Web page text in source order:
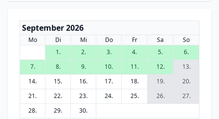
September 2026
Mo Di Mi Do Fr Sa
So
1.
2. 3. 4. 5.
6.
7.
8. 9. 10. 11. 12.
13.
14.
15. 16. 17. 18. 19.
20.
21.
22. 23. 24. 25. 26.
27.
28.
29. 30.